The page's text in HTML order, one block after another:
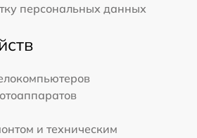
персональных данных
и техническим